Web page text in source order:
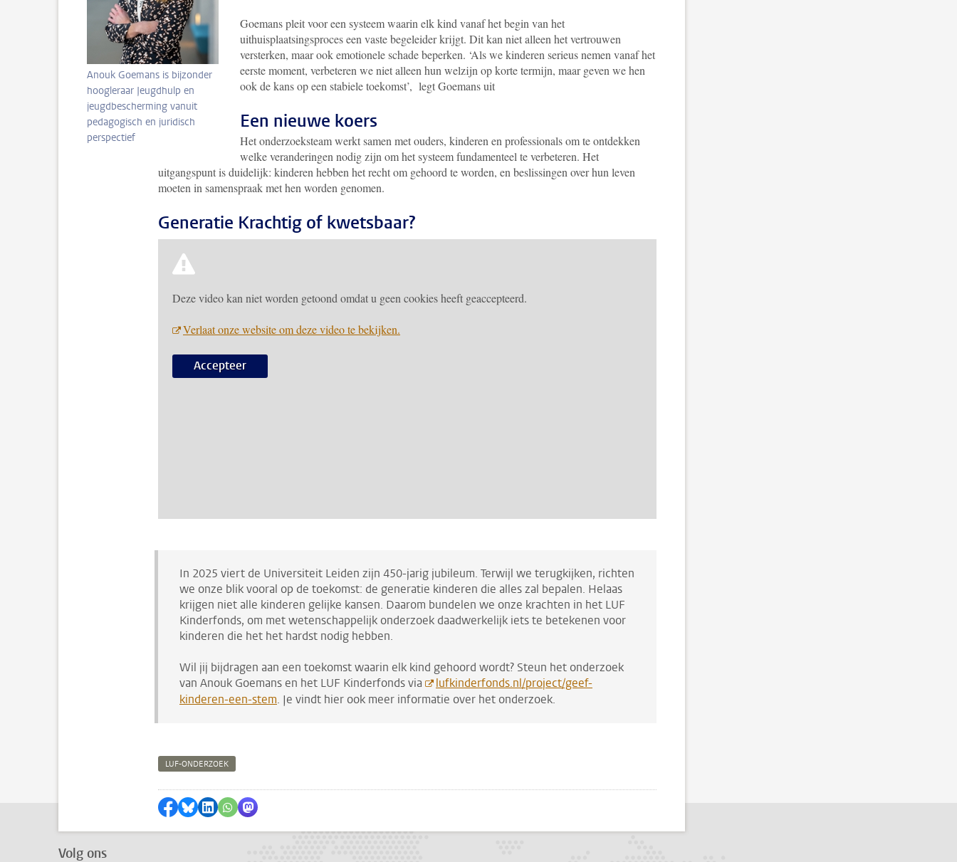
Anouk Goemans is bijzonder
hoogleraar Jeugdhulp en
jeugdbescherming vanuit
pedagogisch en juridisch
perspectief
Goemans pleit voor een systeem waarin elk kind vanaf het begin van het
uithuisplaatsingsproces een vaste begeleider krijgt. Dit kan niet alleen het vertrouwen
versterken, maar ook emotionele schade beperken. ‘Als we kinderen serieus nemen vanaf het
eerste moment, verbeteren we niet alleen hun welzijn op korte termijn, maar geven we hen
ook de kans op een stabiele toekomst’, legt Goemans uit
Een nieuwe koers
Het onderzoeksteam werkt samen met ouders, kinderen en professionals om te ontdekken
welke veranderingen nodig zijn om het systeem fundamenteel te verbeteren. Het
uitgangspunt is duidelijk: kinderen hebben het recht om gehoord te worden, en beslissingen over hun leven
moeten in samenspraak met hen worden genomen.
Generatie Krachtig of kwetsbaar?
Deze video kan niet worden getoond omdat u geen cookies heeft geaccepteerd.
Verlaat onze website om deze video te bekijken.
Accepteer
In 2025 viert de Universiteit Leiden zijn 450-jarig jubileum. Terwijl we terugkijken, richten
we onze blik vooral op de toekomst: de generatie kinderen die alles zal bepalen. Helaas
krijgen niet alle kinderen gelijke kansen. Daarom bundelen we onze krachten in het LUF
Kinderfonds, om met wetenschappelijk onderzoek daadwerkelijk iets te betekenen voor
kinderen die het het hardst nodig hebben.
Wil jij bijdragen aan een toekomst waarin elk kind gehoord wordt? Steun het onderzoek
van Anouk Goemans en het LUF Kinderfonds via
lufkinderfonds.nl/project/geef-
kinderen-een-stem. Je vindt hier ook meer informatie over het onderzoek.
LUF-ONDERZOEK
Delen op Facebook
Delen via Bluesky
Delen op LinkedIn
Delen via WhatsApp
Delen via Mastodon
Volg ons